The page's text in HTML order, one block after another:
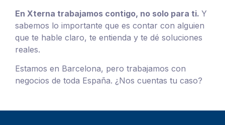
En Xterna trabajamos contigo, no solo para ti. Y
sabemos lo importante que es contar con alguien
que te hable claro, te entienda y te dé soluciones
reales.
Estamos en Barcelona, pero trabajamos con
negocios de toda España. ¿Nos cuentas tu caso?